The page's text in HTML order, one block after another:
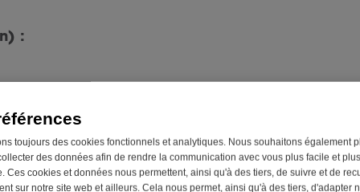
toujours des cookies fonctionnels et analytiques. Nous souhaitons également
des données afin de rendre la communication avec vous plus facile et plus
Ces cookies et données nous permettent, ainsi qu'à des tiers, de suivre et de
sur notre site web et ailleurs. Cela nous permet, ainsi qu'à des tiers, d'adapter
:
(sans lactose ou végétal)
Support(4,3 g de fibres)